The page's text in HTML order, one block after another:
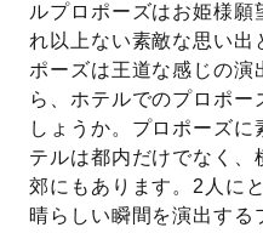
ルプロポーズはお姫様願
れ以上ない素敵な思い出
ポーズは王道な感じの演
ら、ホテルでのプロポ
しょうか。プロポーズ
テルは都内だけでなく、
郊にもあります。2人に
晴らしい瞬間を演出する